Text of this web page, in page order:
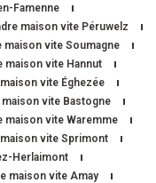
Famenne
maison vite Péruwelz
maison vite Soumagne
maison vite Hannut
vite Éghezée
vite Bastogne
maison vite Waremme
vite Sprimont
Herlaimont
maison vite Amay